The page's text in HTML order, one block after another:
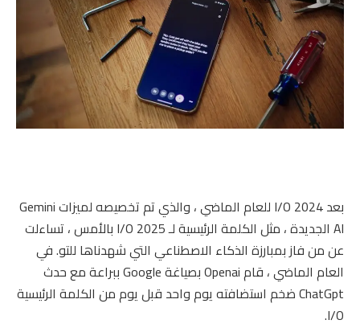
بعد I/O 2024 للعام الماضي ، والذي تم تخصيصه لميزات Gemini
AI الجديدة ، مثل الكلمة الرئيسية لـ I/O 2025 بالأمس ، تساءلت
عن من فاز بمبارزة الذكاء الاصطناعي التي شهدناها للتو. في
العام الماضي ، قام Openai بصياغة Google ببراعة مع حدث
ChatGpt ضخم استضافته يوم واحد قبل يوم من الكلمة الرئيسية
I/O.